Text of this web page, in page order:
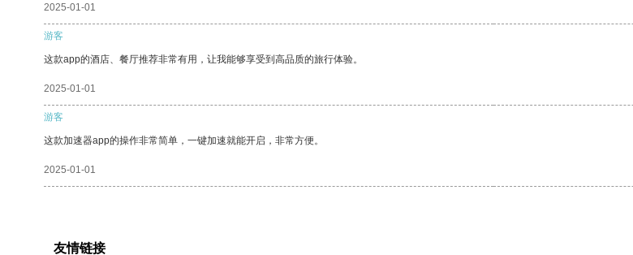
2025-01-01
游客
这款app的酒店、餐厅推荐非常有用，让我能够享受到高品质的旅行体验。
2025-01-01
游客
这款加速器app的操作非常简单，一键加速就能开启，非常方便。
2025-01-01
友情链接